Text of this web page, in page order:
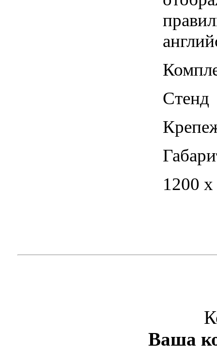
Стенд
1200
Ваша